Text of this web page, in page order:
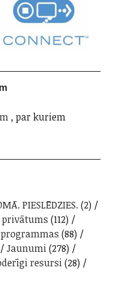
, par kuriem
PIESLĒDZIES. (2)
(112)
(88)
Jaunumi(278)
resursi(28)